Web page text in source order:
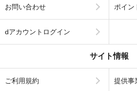
お問い合わせ ポイン
dアカウントログイン
サイト情報
ご利用規約 提供事